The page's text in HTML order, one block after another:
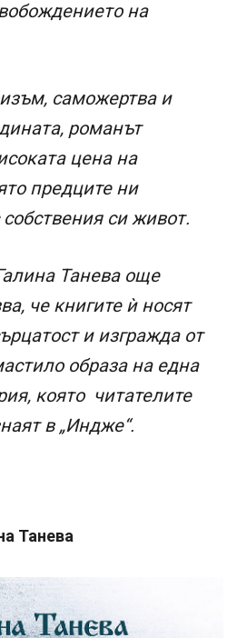
на
саможертва и
романът
цена на
предците ни
си живот.
Танева още
че книгите ѝ носят
и изгражда от
образа на една
която читателите
в „Индже“.
Танева